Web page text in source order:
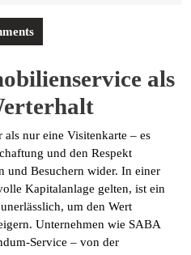
als
als nur eine Visitenkarte – es
und den Respekt
und Besuchern wider. In einer
Kapitalanlage gelten, ist ein
unerlässlich, um den Wert
Unternehmen wie SABA
Service – von der